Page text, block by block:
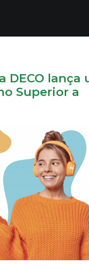
DECO lança
Superior a